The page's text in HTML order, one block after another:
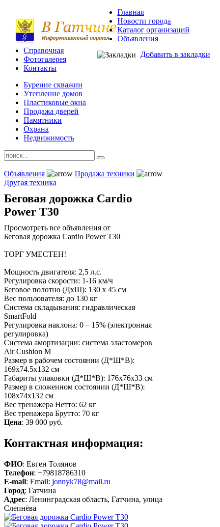
Добавить в закладки
Главная
Новости города
Каталог организаций
Объявления
Справочная
Фотогалерея
Контакты
Бурение скважин
Утепление домов
Пластиковые окна
Продажа дверей
Памятники
Охрана
Недвижимость
Объявления
Продажа техники
Другая техника
Беговая дорожка Cardio
Power T30
Просмотреть все объявления от
Беговая дорожка Cardio Power T30
ТОРГ УМЕСТЕН!
Мощность двигателя: 2,5 л.с.
Регулировка скорости: 1-16 км/ч
Беговое полотно (ДхШ): 130 х 45 см
Вес пользователя: до 130 кг
Система складывания: гидравлическая
SmartFold
Регулировка наклона: 0 – 15% (электронная
регулировка)
Система амортизации: система эластомеров
Air Cushion M
Размер в рабочем состоянии (Д*Ш*В):
169x74.5x132 см
Габариты упаковки (Д*Ш*В): 176х76х33 см
Размер в сложенном состоянии (Д*Ш*В):
108x74x132 см
Вес тренажера Нетто: 62 кг
Вес тренажера Брутто: 70 кг
Цена: 39 000 руб.
Контактная информация:
ФИО: Евген Толянов
Телефон: +79818786310
E-mail: Email: jonnyk78@mail.ru
Город: Гатчина
Адрес: Ленинградская область, Гатчина, улица
Слепнёва